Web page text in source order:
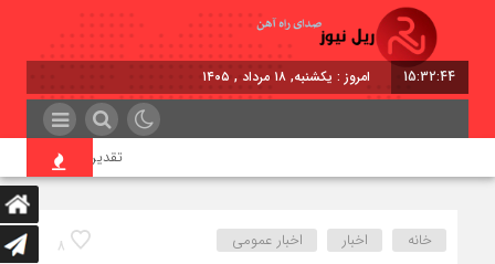
15:32:44 امروز : یکشنبه, ۱۸ مرداد , ۱۴۰۵
تقدیر معاون اول
8 خانه اخبار اخبار عمومی